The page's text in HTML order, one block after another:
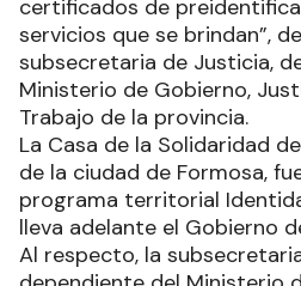
certificados de
servicios que se brindan”,
subsecretaria de Justicia,
Ministerio de Gobierno,
Trabajo de la provincia.
La Casa de la Solidaridad
de la ciudad de Formosa,
programa territorial
lleva adelante el Gobierno
Al respecto, la